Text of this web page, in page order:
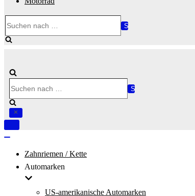
nach …
nach …
Navigation
Zahnriemen / Kette
Automarken
US-amerikanische Automarken